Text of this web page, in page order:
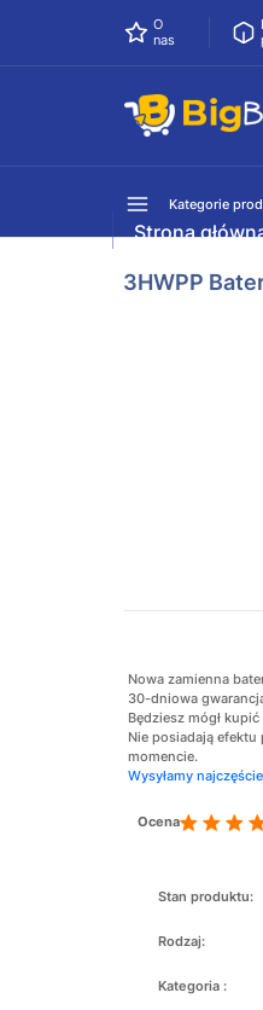
O
nas
Kategorie
Strona
3HWPP
Nowa zamienna
30-dniowa
Będziesz mógł
Nie posiadają
momencie.
Wysyłamy
Ocena
Stan produktu:
Rodzaj:
Kategoria :